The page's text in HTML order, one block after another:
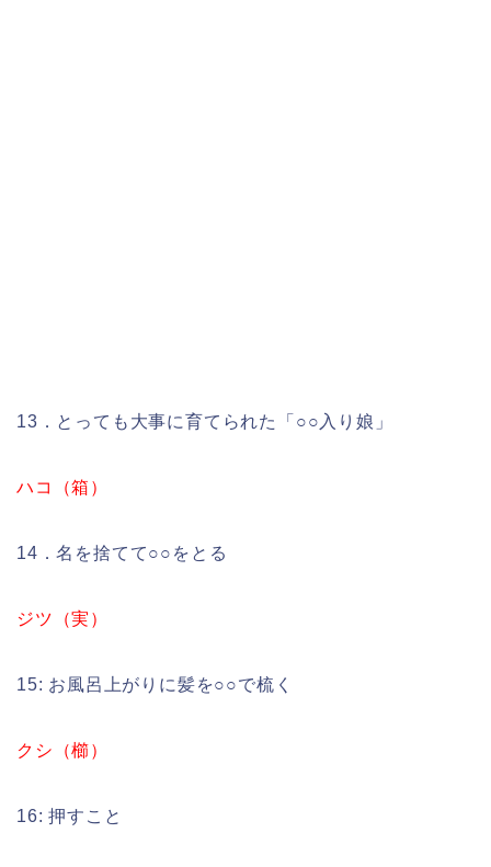
13．とっても大事に育てられた「○○入り娘」
ハコ（箱）
14．名を捨てて○○をとる
ジツ（実）
15: お風呂上がりに髪を○○で梳く
クシ（櫛）
16: 押すこと